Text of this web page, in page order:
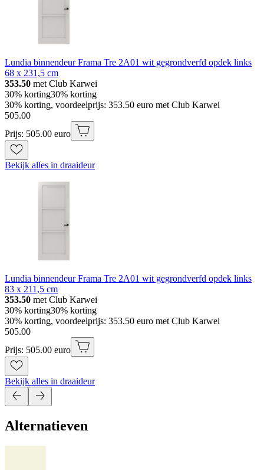
Lundia binnendeur Frama Tre 2A01 wit gegrondverfd opdek links
68 x 231,5 cm
353.50 met Club Karwei
30% korting30% korting
30% korting, voordeelprijs: 353.50 euro met Club Karwei
505.00
Prijs: 505.00 euro
Bekijk alles in draaideur
Lundia binnendeur Frama Tre 2A01 wit gegrondverfd opdek links
83 x 211,5 cm
353.50 met Club Karwei
30% korting30% korting
30% korting, voordeelprijs: 353.50 euro met Club Karwei
505.00
Prijs: 505.00 euro
Bekijk alles in draaideur
Alternatieven